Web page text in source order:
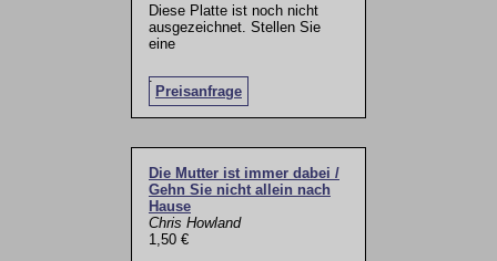
Diese Platte ist noch nicht
ausgezeichnet. Stellen Sie
eine
Preisanfrage
.
Die Mutter ist immer dabei /
Gehn Sie nicht allein nach
Hause
Chris Howland
1,50 €